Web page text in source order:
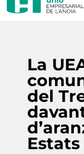
La
del